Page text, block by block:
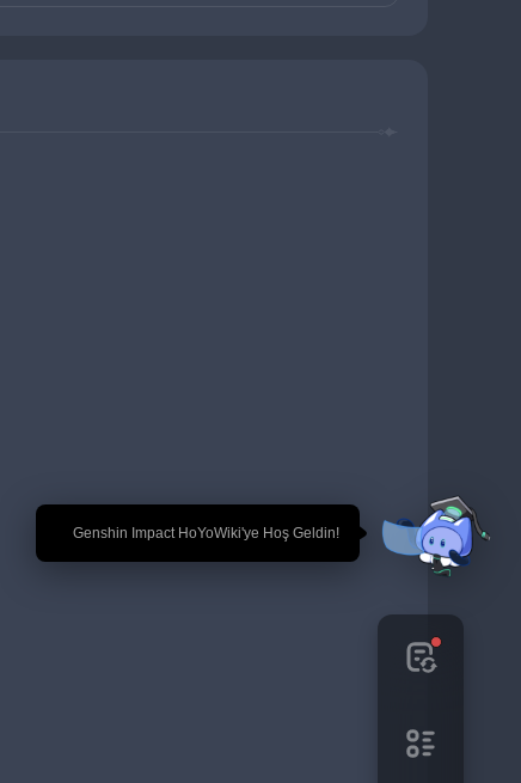
🎉 Genshin Impact HoYoWiki'ye Hoş Geldin!